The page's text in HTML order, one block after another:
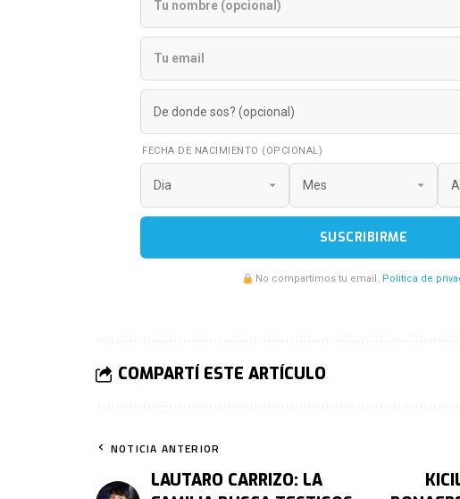
FECHA DE NACIMIENTO (OPCIONAL)
SUSCRIBIRME
No compartimos tu email. Politica de
COMPARTÍ ESTE ARTÍCULO
NOTICIA ANTERIOR
LAUTARO CARRIZO: LA